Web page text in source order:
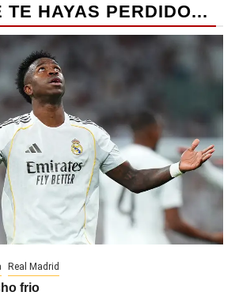
TE HAYAS PERDIDO...
Real Madrid
frio